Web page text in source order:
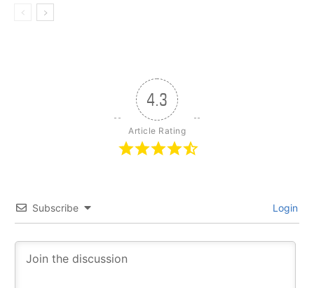
4.3
Article Rating
Subscribe Login